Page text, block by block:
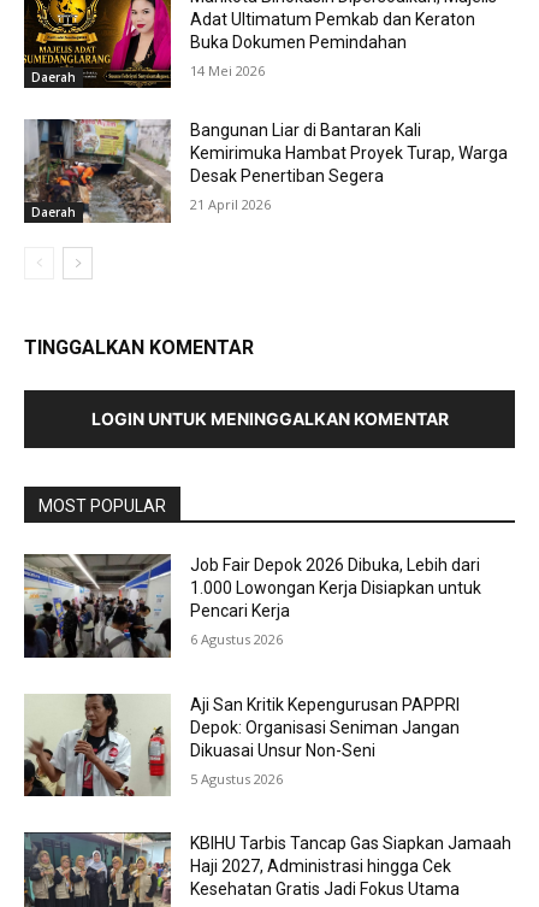
Daerah
Adat Ultimatum Pemkab dan Keraton
Buka Dokumen Pemindahan
14 Mei 2026
Daerah
Bangunan Liar di Bantaran Kali
Kemirimuka Hambat Proyek Turap, Warga
Desak Penertiban Segera
21 April 2026
TINGGALKAN KOMENTAR
LOGIN UNTUK MENINGGALKAN KOMENTAR
MOST POPULAR
Job Fair Depok 2026 Dibuka, Lebih dari
1.000 Lowongan Kerja Disiapkan untuk
Pencari Kerja
6 Agustus 2026
Aji San Kritik Kepengurusan PAPPRI
Depok: Organisasi Seniman Jangan
Dikuasai Unsur Non-Seni
5 Agustus 2026
KBIHU Tarbis Tancap Gas Siapkan Jamaah
Haji 2027, Administrasi hingga Cek
Kesehatan Gratis Jadi Fokus Utama